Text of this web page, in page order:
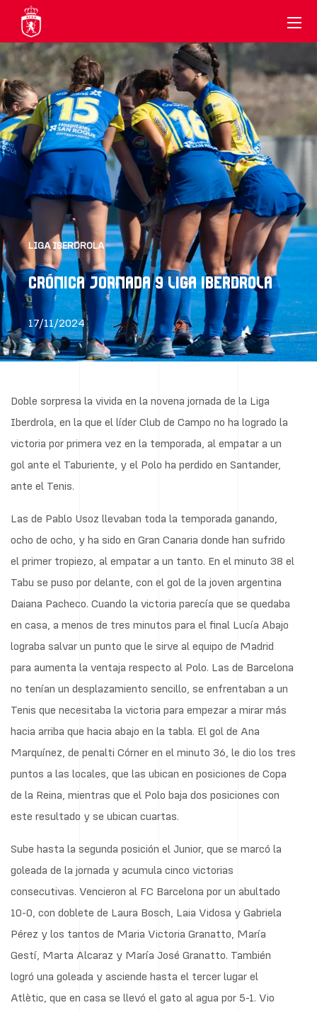
LIGA IBERDROLA
CRÓNICA JORNADA 9 LIGA IBERDROLA
17/11/2024
Doble sorpresa la vivida en la novena jornada de la Liga
Iberdrola, en la que el líder Club de Campo no ha logrado la
victoria por primera vez en la temporada, al empatar a un
gol ante el Taburiente, y el Polo ha perdido en Santander,
ante el Tenis.
Las de Pablo Usoz llevaban toda la temporada ganando,
ocho de ocho, y ha sido en Gran Canaria donde han sufrido
el primer tropiezo, al empatar a un tanto. En el minuto 38 el
Tabu se puso por delante, con el gol de la joven argentina
Daiana Pacheco. Cuando la victoria parecía que se quedaba
en casa, a menos de tres minutos para el final Lucía Abajo
lograba salvar un punto que le sirve al equipo de Madrid
para aumenta la ventaja respecto al Polo. Las de Barcelona
no tenían un desplazamiento sencillo, se enfrentaban a un
Tenis que necesitaba la victoria para empezar a mirar más
hacia arriba que hacia abajo en la tabla. El gol de Ana
Marquínez, de penalti Córner en el minuto 36, le dio los tres
puntos a las locales, que las ubican en posiciones de Copa
de la Reina, mientras que el Polo baja dos posiciones con
este resultado y se ubican cuartas.
Sube hasta la segunda posición el Junior, que se marcó la
goleada de la jornada y acumula cinco victorias
consecutivas. Vencieron al FC Barcelona por un abultado
10-0, con doblete de Laura Bosch, Laia Vidosa y Gabriela
Pérez y los tantos de Maria Victoria Granatto, María
Gestí, Marta Alcaraz y María José Granatto. También
logró una goleada y asciende hasta el tercer lugar el
Atlètic, que en casa se llevó el gato al agua por 5-1. Vio